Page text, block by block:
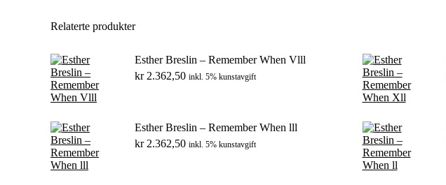
Relaterte produkter
Esther Breslin – Remember When Vlll
kr2.362,50 inkl. 5% kunstavgift
Esther Breslin – Remember When lll
kr2.362,50 inkl. 5% kunstavgift